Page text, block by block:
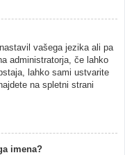
vašega jezika ali pa
administratorja, če lahko
lahko sami ustvarite
na spletni strani
imena?